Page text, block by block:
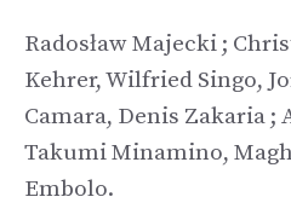
Radosław Majecki ;
Kehrer, Wilfried Singo,
Camara, Denis Zakaria ;
Takumi Minamino,
Embolo.